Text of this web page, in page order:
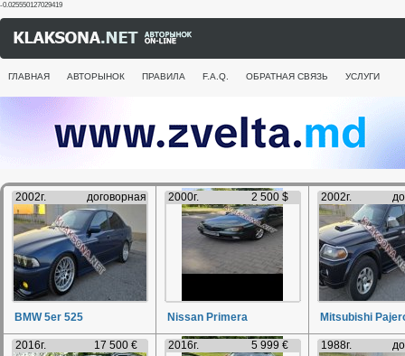
-0.025550127029419
ГЛАВНАЯ АВТОРЫНОК ПРАВИЛА F.A.Q. ОБРАТНАЯ СВЯЗЬ УСЛУГИ
2002г. договорная
BMW 5er 525
2000г. 2 500 $
Nissan Primera
2002г.
Mitsubishi
2016г. 17 500 € 2016г. 5 999 € 1988г.